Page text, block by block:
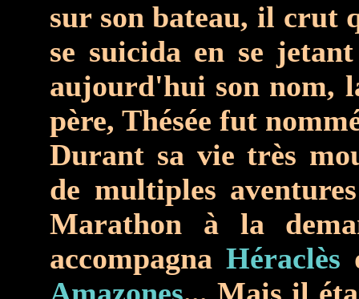
sur son bateau, il crut
se suicida en se
aujourd'hui son nom,
père, Thésée fut
Durant sa vie très
de multiples
Marathon à la
accompagnaHéraclès